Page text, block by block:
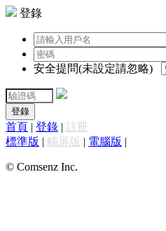
登錄
安全提問(未設定請忽略)
登錄
首頁 | 登錄 | 註冊
標準版 | 觸屏版 | 電腦版 |
© Comsenz Inc.